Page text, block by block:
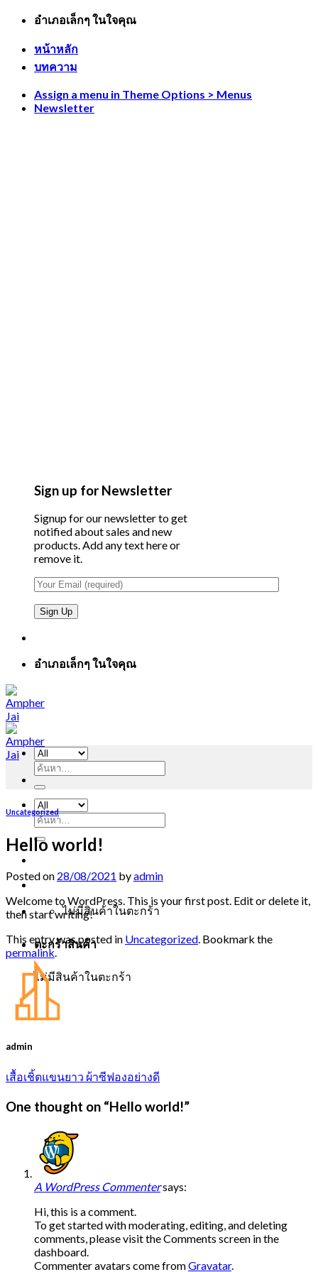
Skip
content
อำเภอเล็กๆ ในใจคุณ
หน้าหลัก
บทความ
Assign a menu in Theme Options > Menus
Newsletter
Sign up for Newsletter
Signup for our newsletter to get
notified about sales and new
products. Add any text here or
remove it.
อำเภอเล็กๆ ในใจคุณ
ค้นหา:
ไม่มีสินค้าในตะกร้า
ตะกร้าสินค้า
ไม่มีสินค้าในตะกร้า
ค้นหา:
Uncategorized
Hello world!
Posted on 28/08/2021 byadmin
Welcome to WordPress. This is your first post. Edit or delete it,
then start writing!
This entry was posted in Uncategorized. Bookmark the
permalink.
admin
เสื้อเชิ้ตแขนยาว ผ้าซีฟองอย่างดี
One thought on “Hello world!”
A WordPress Commentersays:
Hi, this is a comment.
To get started with moderating, editing, and deleting
comments, please visit the Comments screen in the
dashboard.
Commenter avatars come fromGravatar.